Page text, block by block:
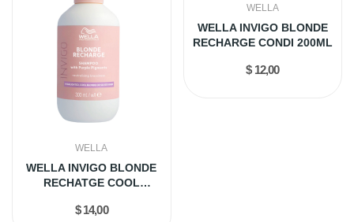
WELLA
WELLA INVIGO BLONDE
RECHATGE COOL
$ 14,00
WELLA
WELLA INVIGO BLONDE
RECHARGE CONDI 200ML
$ 12,00